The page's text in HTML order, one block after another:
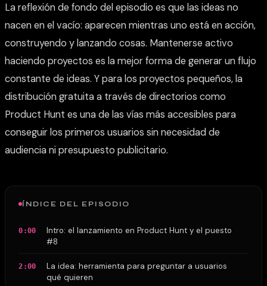
La reflexión de fondo del episodio es que las ideas no
nacen en el vacío: aparecen mientras uno está en acción,
construyendo y lanzando cosas. Mantenerse activo
haciendo proyectos es la mejor forma de generar un flujo
constante de ideas. Y para los proyectos pequeños, la
distribución gratuita a través de directorios como
Product Hunt es una de las vías más accesibles para
conseguir los primeros usuarios sin necesidad de
audiencia ni presupuesto publicitario.
ÍNDICE DEL EPISODIO
0:00
Intro: el lanzamiento en Product Hunt y el puesto
#8
2:00
La idea: herramienta para preguntar a usuarios
qué quieren